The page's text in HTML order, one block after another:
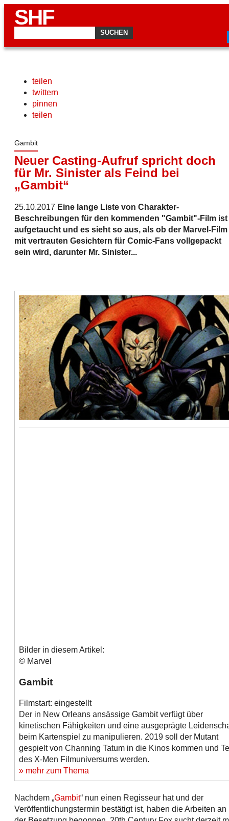
SHF
teilen
twittern
pinnen
teilen
Gambit
Neuer Casting-Aufruf spricht doch
für Mr. Sinister als Feind bei
„Gambit“
25.10.2017 Eine lange Liste von Charakter-
Beschreibungen für den kommenden "Gambit"-Film ist
aufgetaucht und es sieht so aus, als ob der Marvel-Film
mit vertrauten Gesichtern für Comic-Fans vollgepackt
sein wird, darunter Mr. Sinister...
Bilder in diesem Artikel:
© Marvel
Gambit
Filmstart: eingestellt
Der in New Orleans ansässige Gambit verfügt über
kinetischen Fähigkeiten und eine ausgeprägte
beim Kartenspiel zu manipulieren. 2019 soll der Mutant
gespielt von Channing Tatum in die Kinos kommen und
des X-Men Filmuniversums werden.
» mehr zum Thema
Nachdem „Gambit“ nun einen Regisseur hat und der
Veröffentlichungstermin bestätigt ist, haben die Arbeiten an